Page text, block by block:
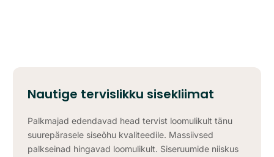
Nautige tervislikku sisekliimat
Palkmajad edendavad head tervist loomulikult tänu
suurepärasele siseõhu kvaliteedile. Massiivsed
palkseinad hingavad loomulikult. Siseruumide niiskus